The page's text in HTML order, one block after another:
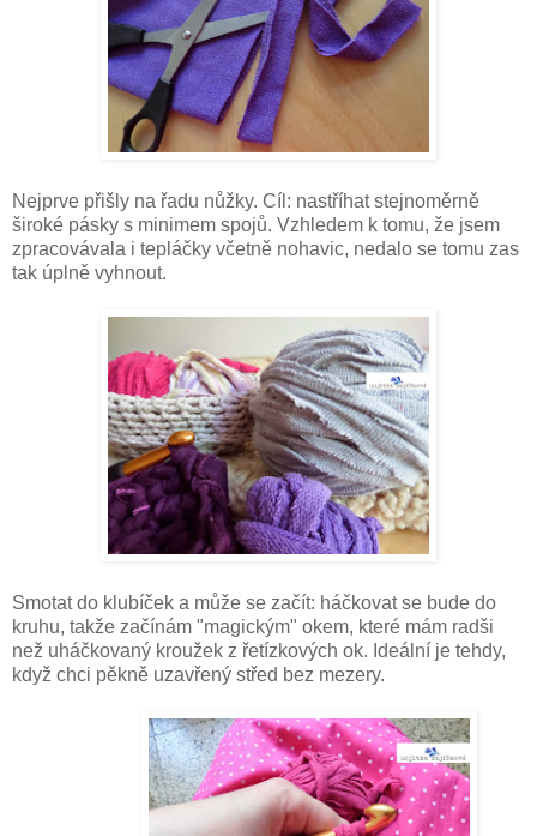
Nejprve přišly na řadu nůžky. Cíl: nastříhat stejnoměrně
široké pásky s minimem spojů. Vzhledem k tomu, že jsem
zpracovávala i tepláčky včetně nohavic, nedalo se tomu zas
tak úplně vyhnout.
Smotat do klubíček a může se začít: háčkovat se bude do
kruhu, takže začínám "magickým" okem, které mám radši
než uháčkovaný kroužek z řetízkových ok. Ideální je tehdy,
když chci pěkně uzavřený střed bez mezery.